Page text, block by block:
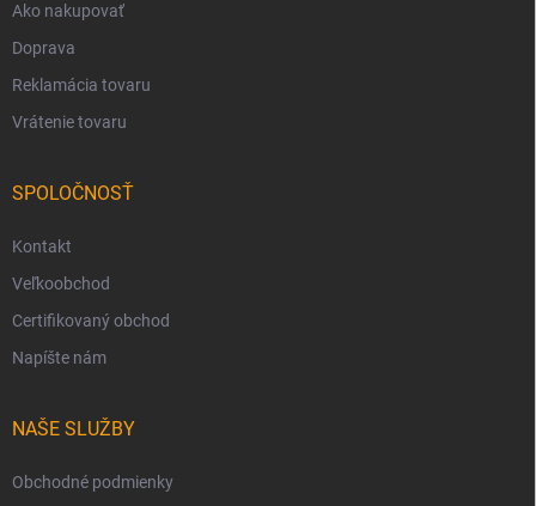
Ako nakupovať
Doprava
Reklamácia tovaru
Vrátenie tovaru
SPOLOČNOSŤ
Kontakt
Veľkoobchod
Certifikovaný obchod
Napíšte nám
NAŠE SLUŽBY
Obchodné podmienky